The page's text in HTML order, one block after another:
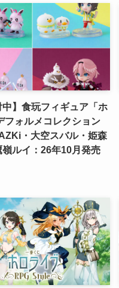
中】食玩フィギュア「ホ
フォルメコレクション
・大空スバル・姫森
嶺ルイ：26年10月発売